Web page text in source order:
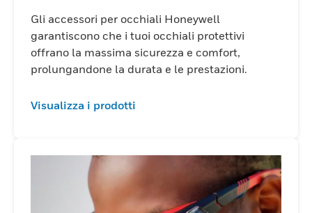
Gli accessori per occhiali Honeywell
garantiscono che i tuoi occhiali protettivi
offrano la massima sicurezza e comfort,
prolungandone la durata e le prestazioni.
Visualizza i prodotti